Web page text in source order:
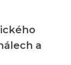
a